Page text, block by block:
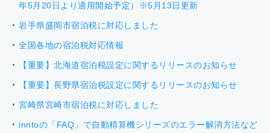
年5月20日より適用開始予定）※5月13日更新
岩手県盛岡市宿泊税に対応しました
全国各地の宿泊税対応情報
【重要】北海道宿泊税設定に関するリリースのお知らせ
【重要】長野県宿泊税設定に関するリリースのお知らせ
宮崎県宮崎市宿泊税に対応しました
inntoの「FAQ」で自動精算機シリーズのエラー解消方法など